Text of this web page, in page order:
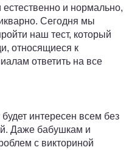
и нормально,
Сегодня мы
наш тест, который
относящиеся к
ответить на все
интересен всем без
Даже бабушкам и
с викториной